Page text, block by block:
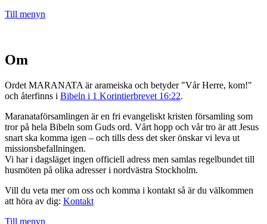
Till menyn
Om
Ordet MARANATA är arameiska och betyder "Vår Herre, kom!"
och återfinns i Bibeln i 1 Korintierbrevet 16:22.
Maranataförsamlingen är en fri evangeliskt kristen församling som
tror på hela Bibeln som Guds ord. Vårt hopp och vår tro är att Jesus
snart ska komma igen – och tills dess det sker önskar vi leva ut
missionsbefallningen.
Vi har i dagsläget ingen officiell adress men samlas regelbundet till
husmöten på olika adresser i nordvästra Stockholm.
Vill du veta mer om oss och komma i kontakt så är du välkommen
att höra av dig: Kontakt
Till menyn